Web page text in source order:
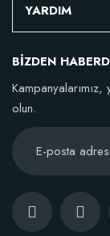
YARDIM
BİZDEN
olun.